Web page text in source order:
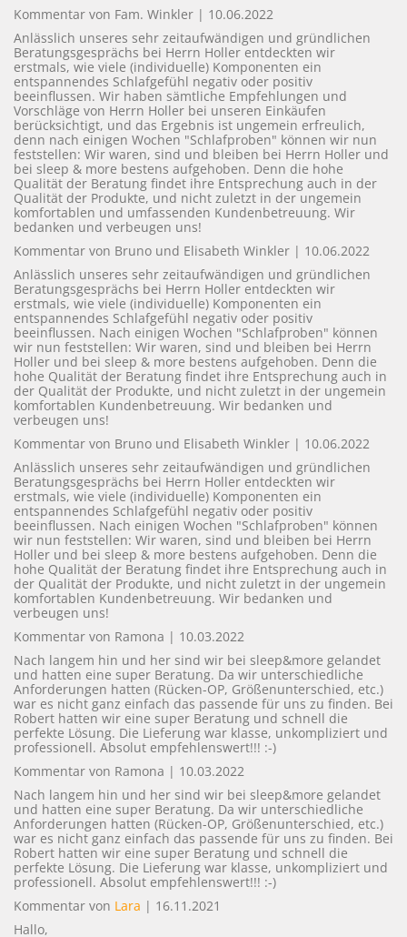
Loungesessel
Teppiche
Spiegel
Lampen
Bilder
Bettwäsche
Bezüge Smartsleeve
Bezüge Formesse
Bezüge Kneer
Schlossberg Bettwäsche
KONTAKT
GUTSCHEINE
Kommentar von Fam. Winkler | 10.06.2022
Anlässlich unseres sehr zeitaufwändigen und gründlichen
Beratungsgesprächs bei Herrn Holler entdeckten wir
erstmals, wie viele (individuelle) Komponenten ein
entspannendes Schlafgefühl negativ oder positiv
beeinflussen. Wir haben sämtliche Empfehlungen und
Vorschläge von Herrn Holler bei unseren Einkäufen
berücksichtigt, und das Ergebnis ist ungemein erfreulich,
denn nach einigen Wochen "Schlafproben" können wir nun
feststellen: Wir waren, sind und bleiben bei Herrn Holler und
bei sleep & more bestens aufgehoben. Denn die hohe
Qualität der Beratung findet ihre Entsprechung auch in der
Qualität der Produkte, und nicht zuletzt in der ungemein
komfortablen und umfassenden Kundenbetreuung. Wir
bedanken und verbeugen uns!
Kommentar von Bruno und Elisabeth Winkler | 10.06.2022
Anlässlich unseres sehr zeitaufwändigen und gründlichen
Beratungsgesprächs bei Herrn Holler entdeckten wir
erstmals, wie viele (individuelle) Komponenten ein
entspannendes Schlafgefühl negativ oder positiv
beeinflussen. Nach einigen Wochen "Schlafproben" können
wir nun feststellen: Wir waren, sind und bleiben bei Herrn
Holler und bei sleep & more bestens aufgehoben. Denn die
hohe Qualität der Beratung findet ihre Entsprechung auch in
der Qualität der Produkte, und nicht zuletzt in der ungemein
komfortablen Kundenbetreuung. Wir bedanken und
verbeugen uns!
Kommentar von Bruno und Elisabeth Winkler | 10.06.2022
Anlässlich unseres sehr zeitaufwändigen und gründlichen
Beratungsgesprächs bei Herrn Holler entdeckten wir
erstmals, wie viele (individuelle) Komponenten ein
entspannendes Schlafgefühl negativ oder positiv
beeinflussen. Nach einigen Wochen "Schlafproben" können
wir nun feststellen: Wir waren, sind und bleiben bei Herrn
Holler und bei sleep & more bestens aufgehoben. Denn die
hohe Qualität der Beratung findet ihre Entsprechung auch in
der Qualität der Produkte, und nicht zuletzt in der ungemein
komfortablen Kundenbetreuung. Wir bedanken und
verbeugen uns!
Kommentar von Ramona | 10.03.2022
Nach langem hin und her sind wir bei sleep&more gelandet
und hatten eine super Beratung. Da wir unterschiedliche
Anforderungen hatten (Rücken-OP, Größenunterschied, etc.)
war es nicht ganz einfach das passende für uns zu finden. Bei
Robert hatten wir eine super Beratung und schnell die
perfekte Lösung. Die Lieferung war klasse, unkompliziert und
professionell. Absolut empfehlenswert!!! :-)
Kommentar von Ramona | 10.03.2022
Nach langem hin und her sind wir bei sleep&more gelandet
und hatten eine super Beratung. Da wir unterschiedliche
Anforderungen hatten (Rücken-OP, Größenunterschied, etc.)
war es nicht ganz einfach das passende für uns zu finden. Bei
Robert hatten wir eine super Beratung und schnell die
perfekte Lösung. Die Lieferung war klasse, unkompliziert und
professionell. Absolut empfehlenswert!!! :-)
Kommentar von Lara | 16.11.2021
Hallo,